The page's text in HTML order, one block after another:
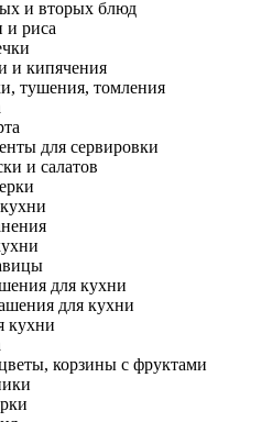
и вторых блюд
и риса
и кипячения
тушения, томления
для сервировки
и салатов
для кухни
для кухни
кухни
корзины с фруктами